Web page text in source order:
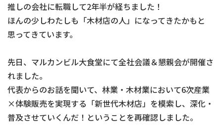
推しの会社に転職して2年半が経ちました！
ほんの少しわたしも「木材店の人」になってきたかもと
思ってきています。
先日、マルカンビル大食堂にて全社会議＆懇親会が開催さ
れました。
代表からのお話を聞いて、林業・木材業において6次産業
×体験販売を実現する「新世代木材店」を模索し、深化・
普及させていくんだ！ということを再確認しました。